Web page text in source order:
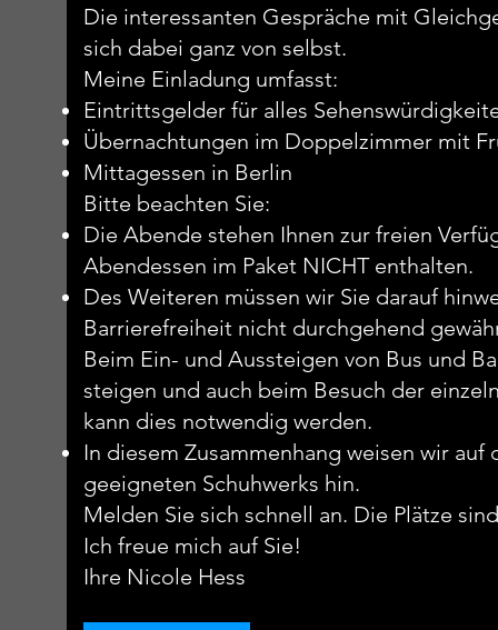
Die interessanten Gespräche mit
sich dabei ganz von selbst.
Meine Einladung umfasst:
Eintrittsgelder für alles
Übernachtungen im Doppelzimmer mit
Mittagessen in Berlin
Bitte beachten Sie:
Die Abende stehen Ihnen zur freien
Abendessen im Paket NICHT enthalten.
Des Weiteren müssen wir Sie darauf
Barrierefreiheit nicht durchgehend
Beim Ein- und Aussteigen von Bus und
steigen und auch beim Besuch der
kann dies notwendig werden.
In diesem Zusammenhang weisen wir
geeigneten Schuhwerks hin.
Melden Sie sich schnell an. Die Plätze
Ich freue mich auf Sie!
Ihre Nicole Hess